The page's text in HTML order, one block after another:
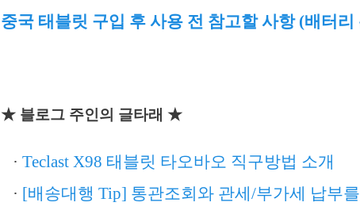
중국 태블릿 구입 후 사용 전 참고할 사항 (배터리
★ 블로그 주인의 글타래 ★
· Teclast X98 태블릿 타오바오 직구방법 소개
· [배송대행 Tip] 통관조회와 관세/부가세 납부